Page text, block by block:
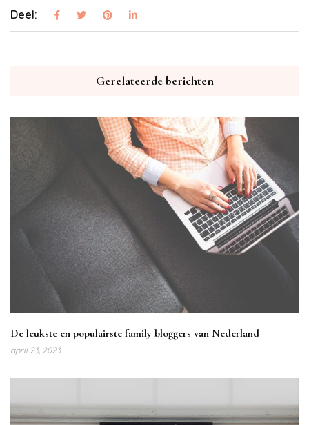
Deel:
Gerelateerde berichten
De leukste en populairste family bloggers van Nederland
april 23, 2023